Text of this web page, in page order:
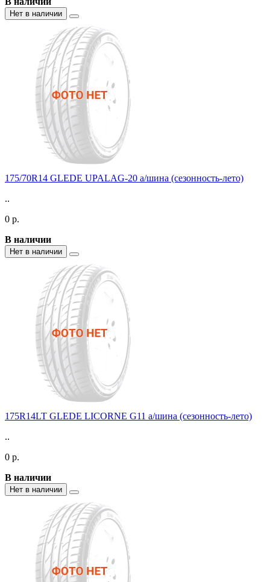
Нет в наличии
175/70R14 GLEDE UPALAG-20 а/шина (сезонность-лето)
..
0 р.
В наличии
Нет в наличии
175R14LT GLEDE LICORNE G11 а/шина (сезонность-лето)
..
0 р.
В наличии
Нет в наличии